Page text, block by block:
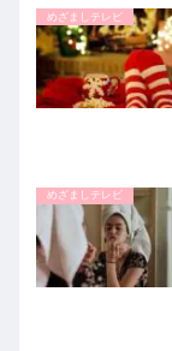
めざましテレビ
めざましテレビ